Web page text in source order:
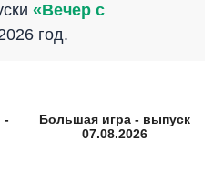
«Вечер с
год.
-
Большая игра - выпуск
07.08.2026